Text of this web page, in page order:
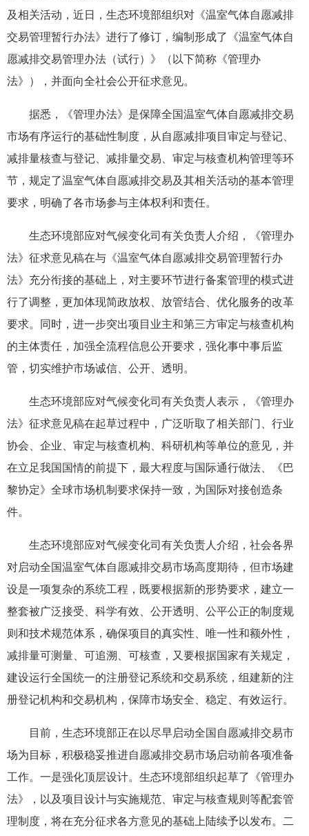
及相关活动，近日，生态环境部组织对《温室气体自愿减排
交易管理暂行办法》进行了修订，编制形成了《温室气体自
愿减排交易管理办法（试行）》（以下简称《管理办
法》），并面向全社会公开征求意见。
据悉，《管理办法》是保障全国温室气体自愿减排交易
市场有序运行的基础性制度，从自愿减排项目审定与登记、
减排量核查与登记、减排量交易、审定与核查机构管理等环
节，规定了温室气体自愿减排交易及其相关活动的基本管理
要求，明确了各市场参与主体权利和责任。
生态环境部应对气候变化司有关负责人介绍，《管理办
法》征求意见稿在与《温室气体自愿减排交易管理暂行办
法》充分衔接的基础上，对主要环节进行备案管理的模式进
行了调整，更加体现简政放权、放管结合、优化服务的改革
要求。同时，进一步突出项目业主和第三方审定与核查机构
的主体责任，加强全流程信息公开要求，强化事中事后监
管，切实维护市场诚信、公开、透明。
生态环境部应对气候变化司有关负责人表示，《管理办
法》征求意见稿在起草过程中，广泛听取了相关部门、行业
协会、企业、审定与核查机构、科研机构等单位的意见，并
在立足我国国情的前提下，最大程度与国际通行做法、《巴
黎协定》全球市场机制要求保持一致，为国际对接创造条
件。
生态环境部应对气候变化司有关负责人介绍，社会各界
对启动全国温室气体自愿减排交易市场高度期待，但市场建
设是一项复杂的系统工程，既要根据新的形势要求，建立一
整套被广泛接受、科学有效、公开透明、公平公正的制度规
则和技术规范体系，确保项目的真实性、唯一性和额外性，
减排量可测量、可追溯、可核查，又要根据国家有关规定，
建设运行全国统一的注册登记系统和交易系统，组建新的注
册登记机构和交易机构，保障市场安全、稳定、有效运行。
目前，生态环境部正在以尽早启动全国自愿减排交易市
场为目标，积极稳妥推进自愿减排交易市场启动前各项准备
工作。一是强化顶层设计。生态环境部组织起草了《管理办
法》，以及项目设计与实施规范、审定与核查规则等配套管
理制度，将在充分征求各方意见的基础上陆续予以发布。二